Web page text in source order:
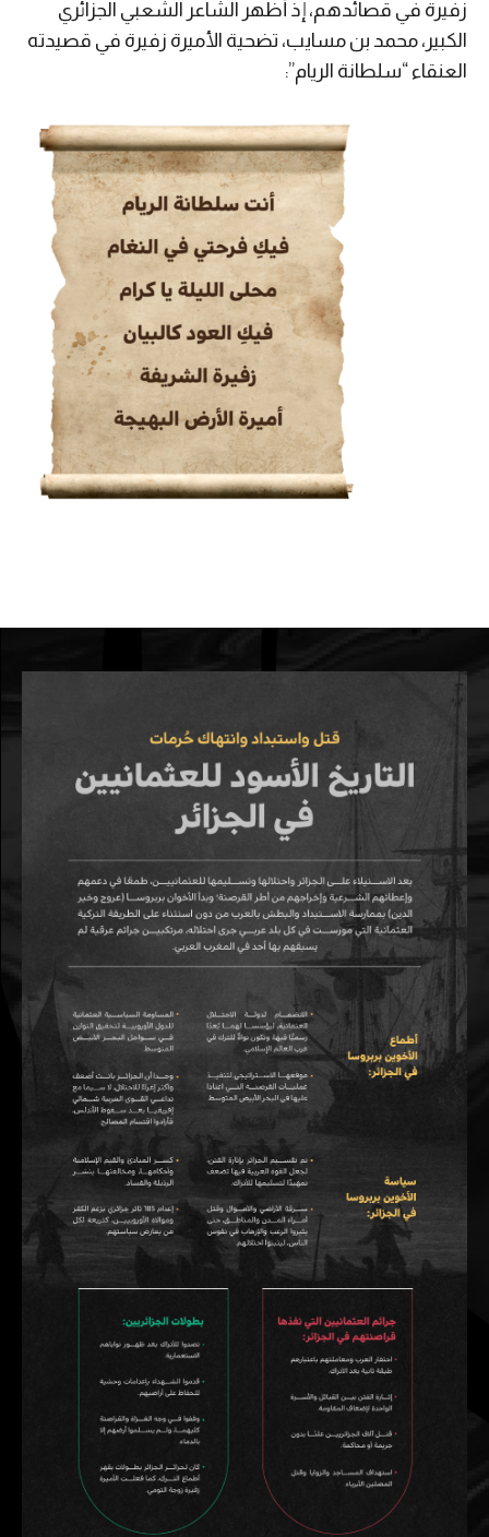
زفيرة في قصائدهم، إذ أظهر الشاعر الشعبي الجزائري
الكبير، محمد بن مسايب، تضحية الأميرة زفيرة في قصيدته
العنقاء “سلطانة الريام”: